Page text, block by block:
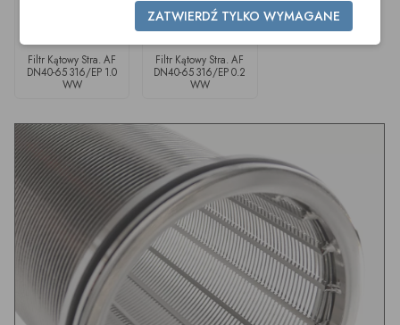
Filtr Kątowy Stra. AF
DN40-65 316/EP 1.0
WW
Filtr Kątowy Stra. AF
DN40-65 316/EP 0.2
WW
ZATWIERDŹ TYLKO WYMAGANE